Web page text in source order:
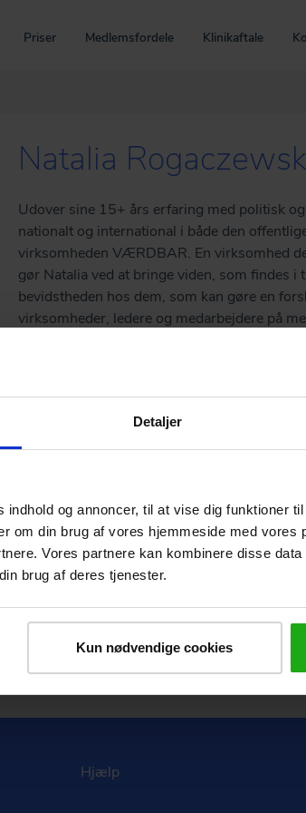
Detaljer
og annoncer, til at vise dig funktioner
om din brug af vores hjemmeside med vores
Vores partnere kan kombinere disse
brug af deres tjenester.
Kun nødvendige cookies
Priser Medlemsfordele Klinikaftale
Natalia
Udover sine 15+ års erfaring med politisk
nationalt og international i både den
virksomheden VÆRDBAR. En virksomhed
gør Natalia ved at bringe viden, som findes
bevidstheden hos dem, som kan gøre en
virksomheder, ledere og medarbejdere på
barsel. Det gør barslen til springbræt for
personlig udvikling, større trivsel og bedre
Kvindeøkonomien, som er en politisk
håndtering af barsel for
du, hvordan strategisk håndtering af barsel
som styrker advokatbranchens
fastholdelse af arbejdskraft, nye krav til
og HR-ansvarlige i advokatbranchen
udvikling, for arbejdet med kultur,
Hjælp